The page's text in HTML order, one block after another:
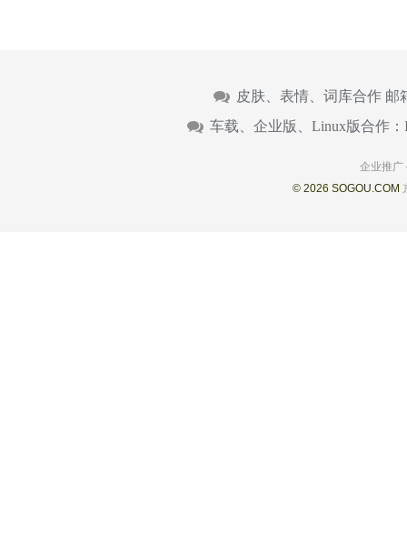
皮肤、表情、词库合作 邮
车载、企业版、Linux版合作：
企业推广
© 2026 SOGOU.COM